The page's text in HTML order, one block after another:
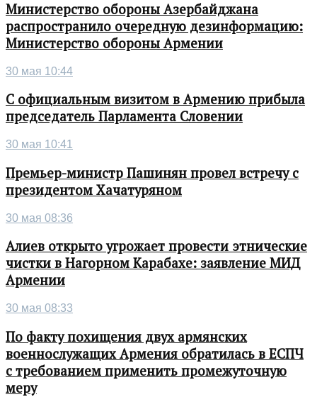
Министерство обороны Азербайджана
распространило очередную дезинформацию:
Министерство обороны Армении
30 мая 10:44
С официальным визитом в Армению прибыла
председатель Парламента Словении
30 мая 10:41
Премьер-министр Пашинян провел встречу с
президентом Хачатуряном
30 мая 08:36
Алиев открыто угрожает провести этнические
чистки в Нагорном Карабахе: заявление МИД
Армении
30 мая 08:33
По факту похищения двух армянских
военнослужащих Армения обратилась в ЕСПЧ
с требованием применить промежуточную
меру